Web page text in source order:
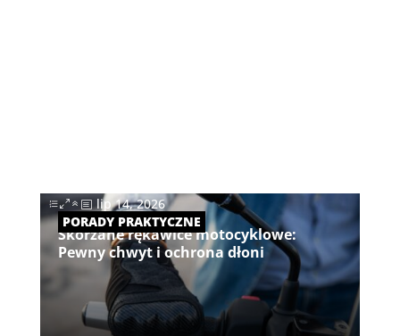
Skórzane rękawice motocyklowe:
Pewny chwyt i ochrona dłoni
lip 14, 2026|
PORADY PRAKTYCZNE